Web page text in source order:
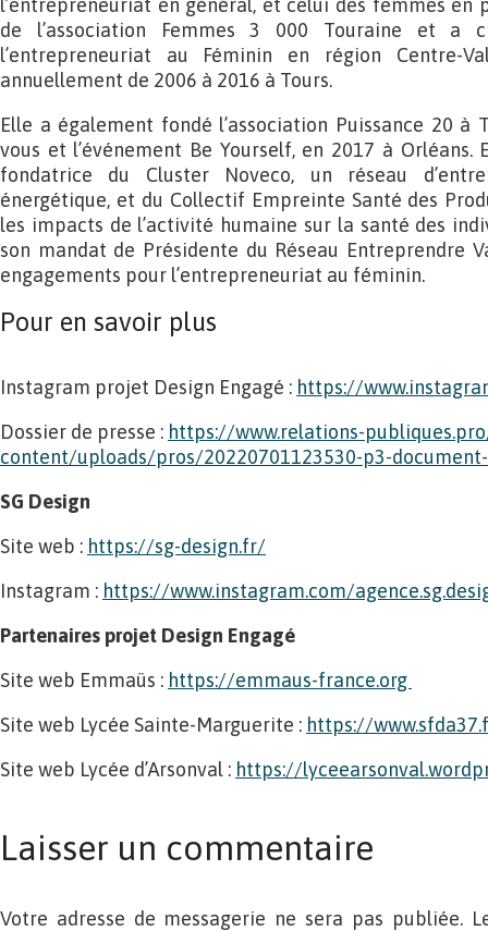
l’entrepreneuriat en général, et celui des femmes en
de l’association Femmes 3 000 Touraine et a
l’entrepreneuriat au Féminin en région Centre-
annuellement de 2006 à 2016 à Tours.
Elle a également fondé l’association Puissance 20 à
vous et l’événement Be Yourself, en 2017 à
fondatrice du Cluster Noveco, un réseau
énergétique, et du Collectif Empreinte Santé des
les impacts de l’activité humaine sur la santé des
son mandat de Présidente du Réseau Entreprendre
engagements pour l’entrepreneuriat au féminin.
Pour en savoir plus
Instagram projet Design Engagé : https://
Dossier de presse : https://www.relations-
content/uploads/pros/20220701123530-p3-
SG Design
Site web : https://sg-design.fr/
Instagram : https://www.instagram.com/
Partenaires projet Design Engagé
Site web Emmaüs : https://emmaus-france.org
Site web Lycée Sainte-Marguerite : https://
Site web Lycée d’Arsonval : https://
Laisser un commentaire
Votre adresse de messagerie ne sera pas publiée.